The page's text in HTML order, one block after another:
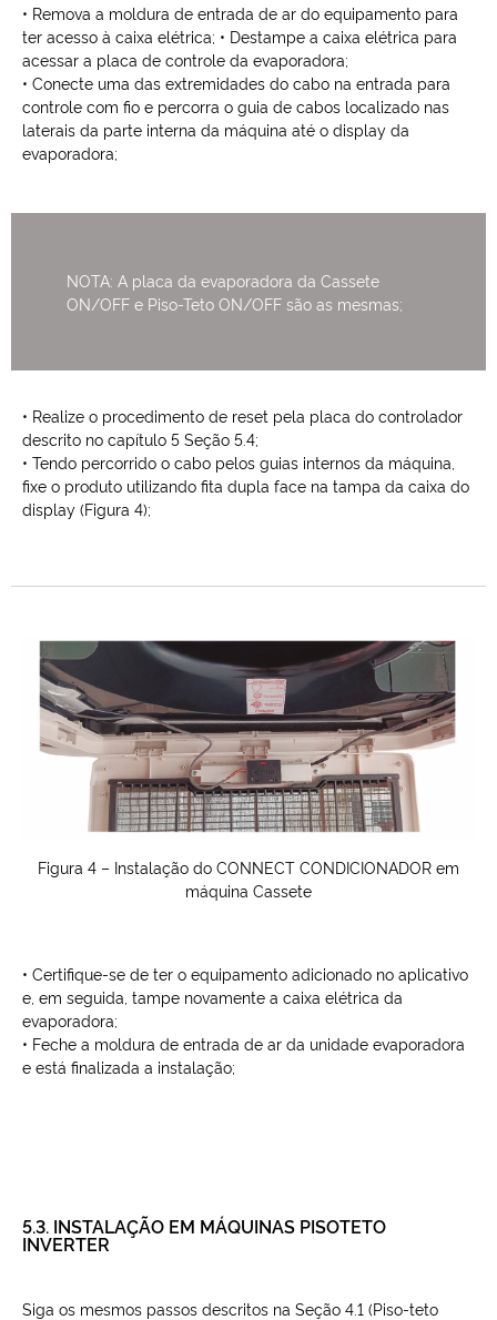
• Remova a moldura de entrada de ar do equipamento para
ter acesso à caixa elétrica; • Destampe a caixa elétrica para
acessar a placa de controle da evaporadora;
• Conecte uma das extremidades do cabo na entrada para
controle com fio e percorra o guia de cabos localizado nas
laterais da parte interna da máquina até o display da
evaporadora;
NOTA: A placa da evaporadora da Cassete
ON/OFF e Piso-Teto ON/OFF são as mesmas;
• Realize o procedimento de reset pela placa do controlador
descrito no capítulo 5 Seção 5.4;
• Tendo percorrido o cabo pelos guias internos da máquina,
fixe o produto utilizando fita dupla face na tampa da caixa do
display (Figura 4);
Figura 4 – Instalação do CONNECT CONDICIONADOR em
máquina Cassete
• Certifique-se de ter o equipamento adicionado no aplicativo
e, em seguida, tampe novamente a caixa elétrica da
evaporadora;
• Feche a moldura de entrada de ar da unidade evaporadora
e está finalizada a instalação;
5.3. INSTALAÇÃO EM MÁQUINAS PISOTETO
INVERTER
Siga os mesmos passos descritos na Seção 4.1 (Piso-teto